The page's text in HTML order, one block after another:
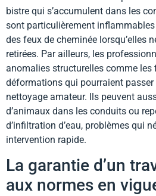
bistre qui s’accumulent dans les
sont particulièrement
des feux de cheminée lorsqu’elles
retirées. Par ailleurs, les
anomalies structurelles comme les
déformations qui pourraient passer
nettoyage amateur. Ils peuvent
d’animaux dans les conduits ou
d’infiltration d’eau, problèmes qui
intervention rapide.
La garantie d’un
aux normes en